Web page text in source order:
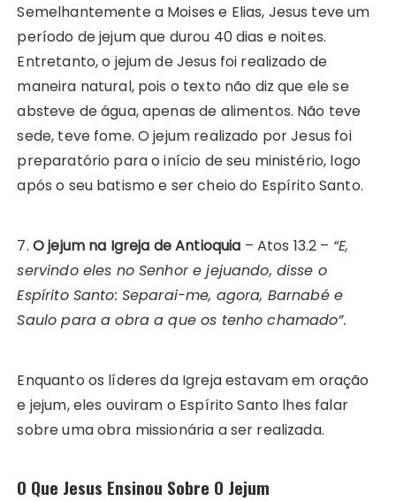
Semelhantemente a Moises e Elias, Jesus teve um
período de jejum que durou 40 dias e noites.
Entretanto, o jejum de Jesus foi realizado de
maneira natural, pois o texto não diz que ele se
absteve de água, apenas de alimentos. Não teve
sede, teve fome. O jejum realizado por Jesus foi
preparatório para o início de seu ministério, logo
após o seu batismo e ser cheio do Espírito Santo.
7. O jejum na Igreja de Antioquia – Atos 13.2 – “E,
servindo eles no Senhor e jejuando, disse o
Espírito Santo: Separai-me, agora, Barnabé e
Saulo para a obra a que os tenho chamado”.
Enquanto os líderes da Igreja estavam em oração
e jejum, eles ouviram o Espírito Santo lhes falar
sobre uma obra missionária a ser realizada.
O Que Jesus Ensinou Sobre O Jejum